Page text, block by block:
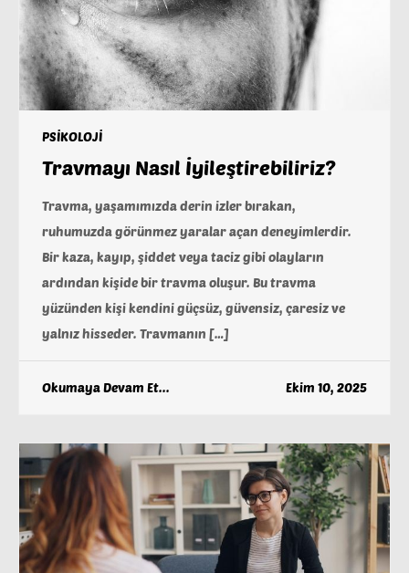
PSİKOLOJİ
Travmayı Nasıl İyileştirebiliriz?
Travma, yaşamımızda derin izler bırakan,
ruhumuzda görünmez yaralar açan deneyimlerdir.
Bir kaza, kayıp, şiddet veya taciz gibi olayların
ardından kişide bir travma oluşur. Bu travma
yüzünden kişi kendini güçsüz, güvensiz, çaresiz ve
yalnız hisseder. Travmanın […]
Okumaya Devam Et... Ekim 10, 2025